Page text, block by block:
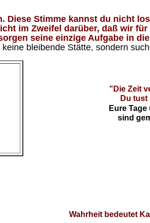
Stimme kannst du nicht
im Zweifel darüber, daß wir
seine einzige Aufgabe in
bleibende Stätte, sondern
"Die Zeit
Du tust
Eure
sind
Wahrheit bedeutet